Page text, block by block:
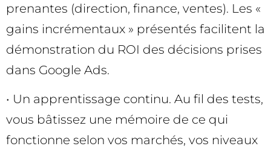
prenantes (direction, finance, ventes). Les «
gains incrémentaux » présentés facilitent la
démonstration du ROI des décisions prises
dans Google Ads.
• Un apprentissage continu. Au fil des tests,
vous bâtissez une mémoire de ce qui
fonctionne selon vos marchés, vos niveaux